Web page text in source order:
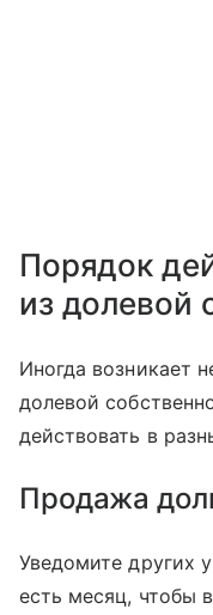
Порядок
из долевой
Иногда возникает
долевой
действовать в
Продажа
Уведомите других
есть месяц, чтобы